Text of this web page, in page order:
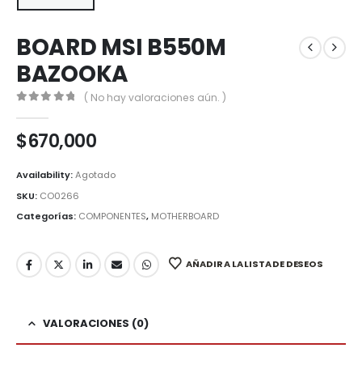
BOARD MSI B550M
BAZOOKA
( No hay valoraciones aún. )
$670,000
Availability:Agotado
SKU: CO0266
Categorías: COMPONENTES, MOTHERBOARD
AÑADIR A LA LISTA DE DESEOS
VALORACIONES (0)